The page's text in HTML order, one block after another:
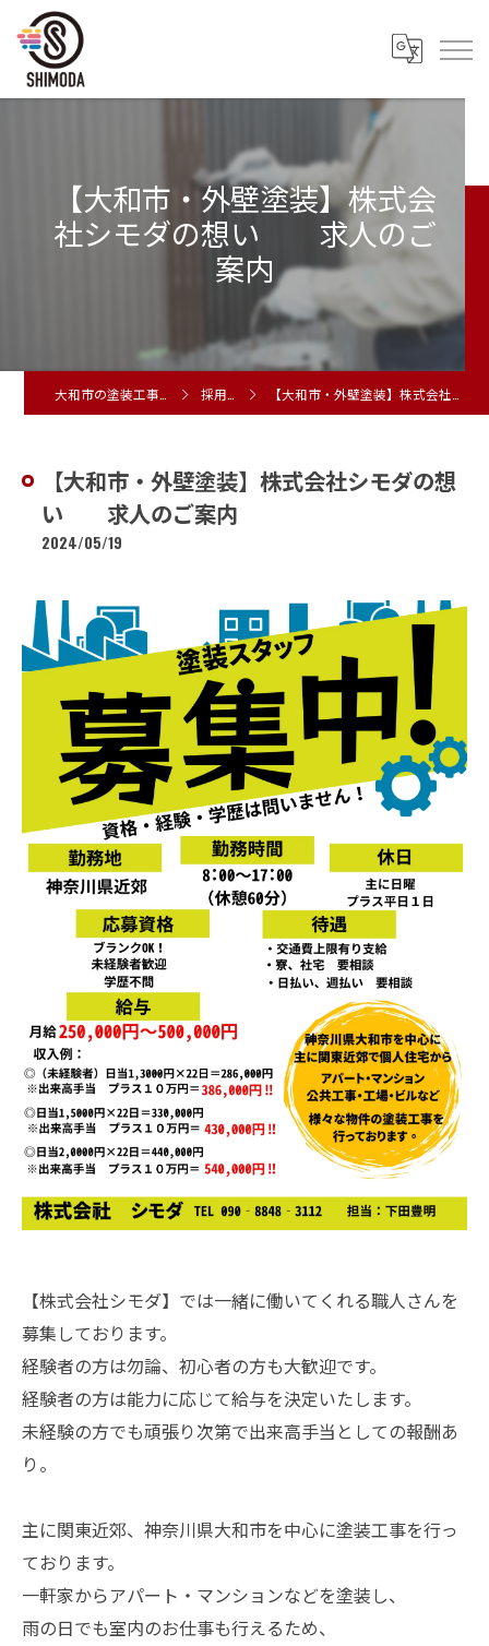
【大和市・外壁塗装】株式会
社シモダの想い 求人のご
案内
採用ブログ 【大和市・外壁塗装】株式会社シモダの想い 求人のご案内
【大和市・外壁塗装】株式会社シモダの想
い 求人のご案内
2024/05/19
【株式会社シモダ】では一緒に働いてくれる職人さんを
募集しております。
経験者の方は勿論、初心者の方も大歓迎です。
経験者の方は能力に応じて給与を決定いたします。
未経験の方でも頑張り次第で出来高手当としての報酬あ
り。
主に関東近郊、神奈川県大和市を中心に塗装工事を行っ
ております。
一軒家からアパート・マンションなどを塗装し、
雨の日でも室内のお仕事も行えるため、